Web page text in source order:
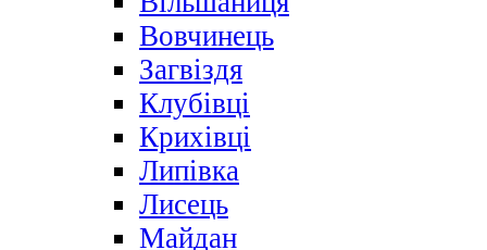
Вовчинець
Загвіздя
Клубівці
Крихівці
Липівка
Лисець
Майдан